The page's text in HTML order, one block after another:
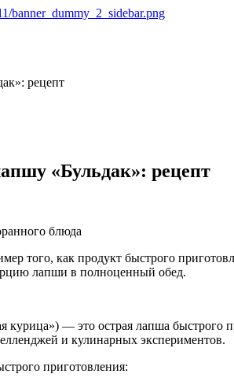
рецепт
«Бульдак»: рецепт
блюда
того, как продукт быстрого
лапши в полноценный обед.
курица») — это острая лапша
и кулинарных экспериментов.
приготовления: